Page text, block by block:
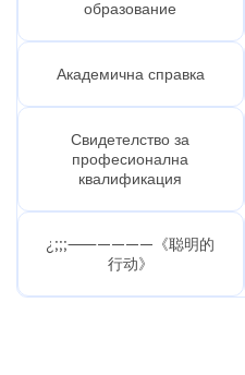
образование
Академична справка
Свидетелство за
професионална
квалификация
¿;;;⸺————《聪明的
行动》